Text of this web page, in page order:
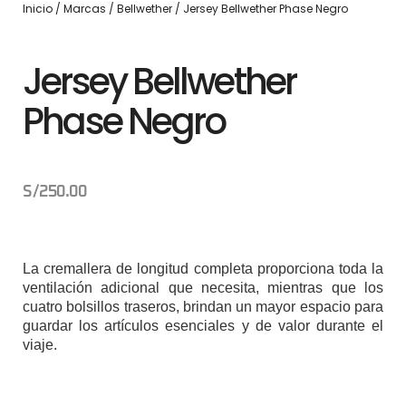
Inicio / Marcas / Bellwether / Jersey Bellwether Phase Negro
Jersey Bellwether
Phase Negro
S/250.00
La cremallera de longitud completa proporciona toda la
ventilación adicional que necesita, mientras que los
cuatro bolsillos traseros, brindan un mayor espacio para
guardar los artículos esenciales y de valor durante el
viaje.